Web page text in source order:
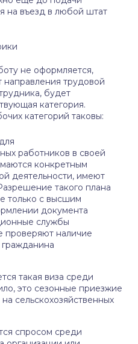
на въезд в любой штат
не оформляется,
направления трудовой
будет
категория.
категорий таковы:
работников в своей
конкретным
деятельности, имеют
такого плана
только с высшим
документа
службы
проверяют наличие
такая виза среди
это сезонные приезжие
сельскохозяйственных
спросом среди